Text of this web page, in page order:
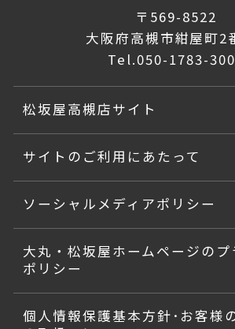
〒569-8522
大阪府高槻市紺屋町2
Tel.050-1783-
松坂屋高槻店サイト
サイトのご利用にあたって
ソーシャルメディアポリシー
大丸・松坂屋ホームページのプ
ポリシー
個人情報保護基本方針･お客様